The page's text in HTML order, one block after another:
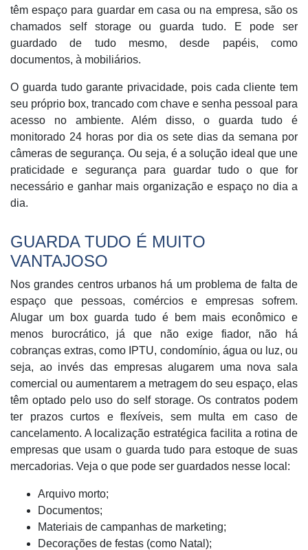
têm espaço para guardar em casa ou na empresa, são os
chamados self storage ou guarda tudo. E pode ser
guardado de tudo mesmo, desde papéis, como
documentos, à mobiliários.
O guarda tudo garante privacidade, pois cada cliente tem
seu próprio box, trancado com chave e senha pessoal para
acesso no ambiente. Além disso, o guarda tudo é
monitorado 24 horas por dia os sete dias da semana por
câmeras de segurança. Ou seja, é a solução ideal que une
praticidade e segurança para guardar tudo o que for
necessário e ganhar mais organização e espaço no dia a
dia.
GUARDA TUDO É MUITO
VANTAJOSO
Nos grandes centros urbanos há um problema de falta de
espaço que pessoas, comércios e empresas sofrem.
Alugar um box guarda tudo é bem mais econômico e
menos burocrático, já que não exige fiador, não há
cobranças extras, como IPTU, condomínio, água ou luz, ou
seja, ao invés das empresas alugarem uma nova sala
comercial ou aumentarem a metragem do seu espaço, elas
têm optado pelo uso do self storage. Os contratos podem
ter prazos curtos e flexíveis, sem multa em caso de
cancelamento. A localização estratégica facilita a rotina de
empresas que usam o guarda tudo para estoque de suas
mercadorias. Veja o que pode ser guardados nesse local:
Arquivo morto;
Documentos;
Materiais de campanhas de marketing;
Decorações de festas (como Natal);